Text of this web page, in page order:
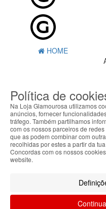
HOME
0 CARRINHO
EU
Limpar filtros
Política de
Na Loja Glamourosa utilizamos
anúncios, fornecer
tráfego. Também partilhamos
com os nossos parceiros de
que as podem combinar com
recolhidas por estes a partir da
Concordas com os nossos
website.